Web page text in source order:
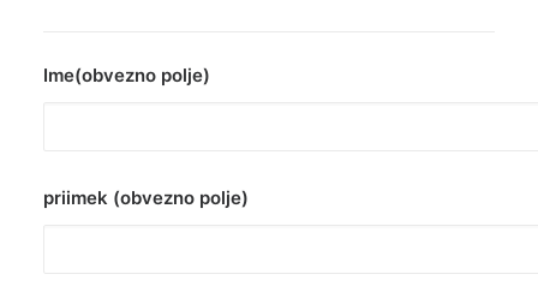
Ime(obvezno polje)
priimek (obvezno polje)